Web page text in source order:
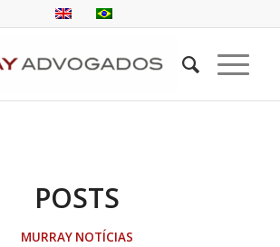
POSTS
MURRAY NOTÍCIAS